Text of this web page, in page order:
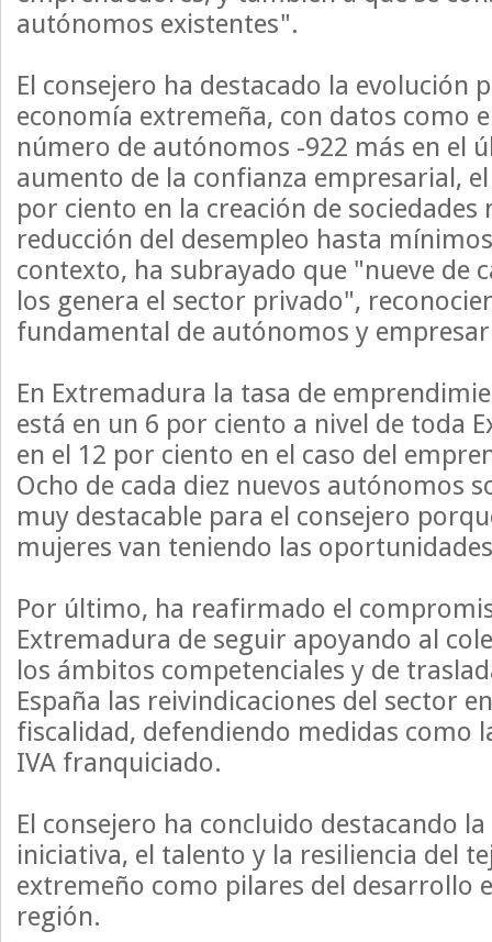
autónomos existentes".
El consejero ha destacado la evolución
economía extremeña, con datos como
número de autónomos -922 más en el
aumento de la confianza empresarial,
por ciento en la creación de sociedades
reducción del desempleo hasta
contexto, ha subrayado que "nueve de
los genera el sector privado",
fundamental de autónomos y
En Extremadura la tasa de
está en un 6 por ciento a nivel de toda
en el 12 por ciento en el caso del
Ocho de cada diez nuevos autónomos
muy destacable para el consejero
mujeres van teniendo las
Por último, ha reafirmado el
Extremadura de seguir apoyando al
los ámbitos competenciales y de
España las reivindicaciones del sector
fiscalidad, defendiendo medidas como
IVA franquiciado.
El consejero ha concluido destacando
iniciativa, el talento y la resiliencia del
extremeño como pilares del desarrollo
región.